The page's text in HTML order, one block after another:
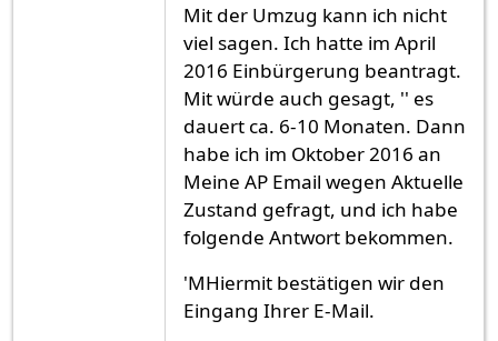
Mit der Umzug kann ich nicht
viel sagen. Ich hatte im April
2016 Einbürgerung beantragt.
Mit würde auch gesagt, '' es
dauert ca. 6-10 Monaten. Dann
habe ich im Oktober 2016 an
Meine AP Email wegen Aktuelle
Zustand gefragt, und ich habe
folgende Antwort bekommen.
'MHiermit bestätigen wir den
Eingang Ihrer E-Mail.